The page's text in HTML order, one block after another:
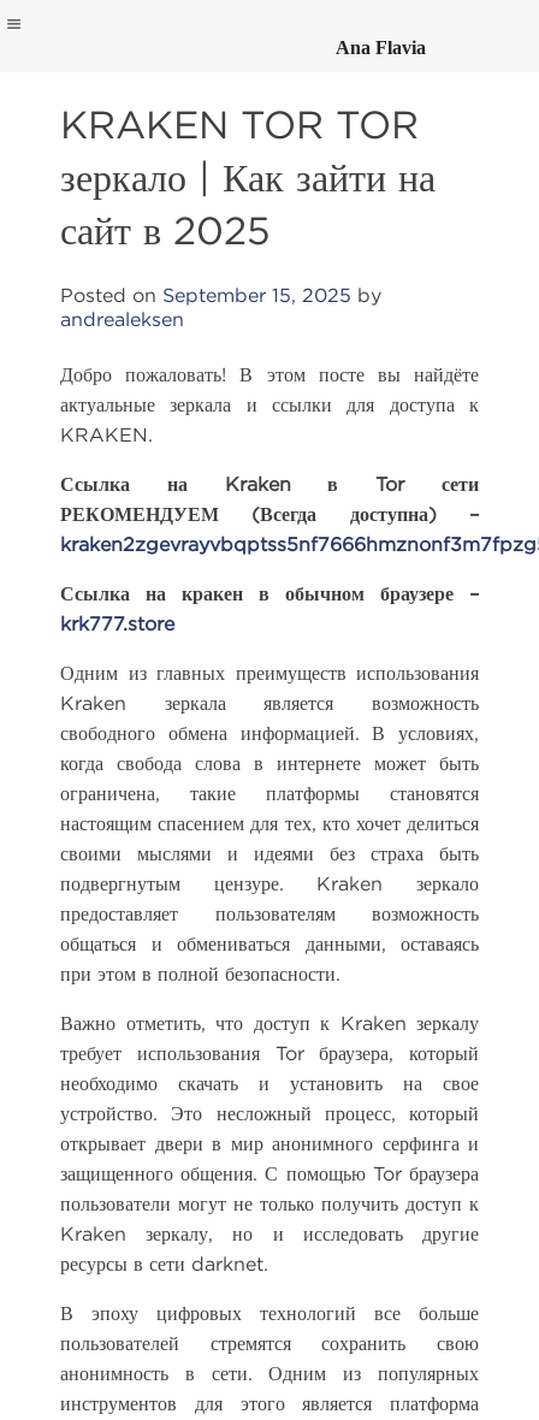
contentKRAKEN TOR TOR
зеркало | Как зайти на
сайт в 2025
Posted on September 15, 2025 by
andrealeksen
Добро пожаловать! В этом посте вы найдёте
актуальные зеркала и ссылки для доступа к
KRAKEN.
Ссылка на Kraken в Tor сети
РЕКОМЕНДУЕМ (Всегда доступна) –
Ссылка на кракен в обычном браузере –
krk777.store
Одним из главных преимуществ использования
Kraken зеркала является возможность
свободного обмена информацией. В условиях,
когда свобода слова в интернете может быть
ограничена, такие платформы становятся
настоящим спасением для тех, кто хочет делиться
своими мыслями и идеями без страха быть
подвергнутым цензуре. Kraken зеркало
предоставляет пользователям возможность
общаться и обмениваться данными, оставаясь
при этом в полной безопасности.
Важно отметить, что доступ к Kraken зеркалу
требует использования Tor браузера, который
необходимо скачать и установить на свое
устройство. Это несложный процесс, который
открывает двери в мир анонимного серфинга и
защищенного общения. С помощью Tor браузера
пользователи могут не только получить доступ к
Kraken зеркалу, но и исследовать другие
ресурсы в сети darknet.
В эпоху цифровых технологий все больше
пользователей стремятся сохранить свою
анонимность в сети. Одним из популярных
инструментов для этого является платформа
Ana Flavia